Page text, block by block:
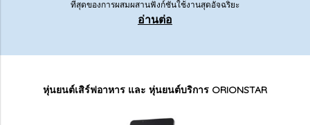
ที่สุดของการผสมผสานฟังก์ชั่นใช้งานสุดอัจฉริยะ
อ่านต่อ
หุ่นยนต์เสิร์ฟอาหาร และ หุ่นยนต์บริการ ORIONSTAR